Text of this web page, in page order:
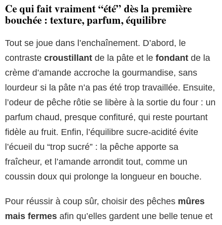
Ce qui fait vraiment “été” dès la première
bouchée : texture, parfum, équilibre
Tout se joue dans l’enchaînement. D’abord, le
contraste croustillant de la pâte et le fondant de la
crème d’amande accroche la gourmandise, sans
lourdeur si la pâte n’a pas été trop travaillée. Ensuite,
l’odeur de pêche rôtie se libère à la sortie du four : un
parfum chaud, presque confituré, qui reste pourtant
fidèle au fruit. Enfin, l’équilibre sucre-acidité évite
l’écueil du “trop sucré” : la pêche apporte sa
fraîcheur, et l’amande arrondit tout, comme un
coussin doux qui prolonge la longueur en bouche.
Pour réussir à coup sûr, choisir des pêches mûres
mais fermes afin qu’elles gardent une belle tenue et